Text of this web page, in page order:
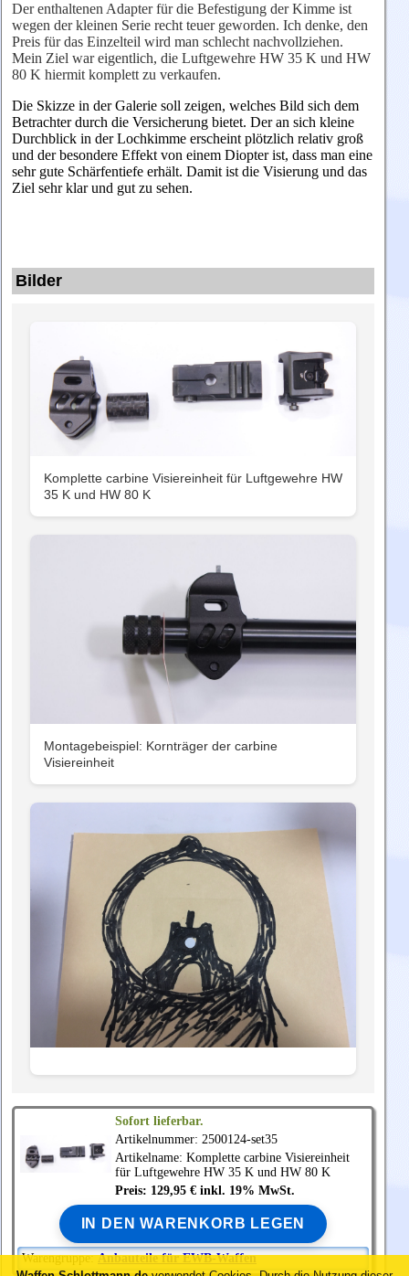
Der enthaltenen Adapter für die Befestigung der Kimme ist
wegen der kleinen Serie recht teuer geworden. Ich denke, den
Preis für das Einzelteil wird man schlecht nachvollziehen.
Mein Ziel war eigentlich, die Luftgewehre HW 35 K und HW
80 K hiermit komplett zu verkaufen.
Die Skizze in der Galerie soll zeigen, welches Bild sich dem
Betrachter durch die Versicherung bietet. Der an sich kleine
Durchblick in der Lochkimme erscheint plötzlich relativ groß
und der besondere Effekt von einem Diopter ist, dass man eine
sehr gute Schärfentiefe erhält. Damit ist die Visierung und das
Ziel sehr klar und gut zu sehen.
Bilder
Komplette carbine Visiereinheit für Luftgewehre HW
35 K und HW 80 K
Montagebeispiel: Kornträger der carbine
Visiereinheit
Sofort lieferbar.
Artikelnummer: 2500124-set35
Artikelname: Komplette carbine Visiereinheit
für Luftgewehre HW 35 K und HW 80 K
Preis: 129,95 € inkl. 19% MwSt.
IN DEN WARENKORB LEGEN
Warengruppe:Anbauteile für EWB-Waffen